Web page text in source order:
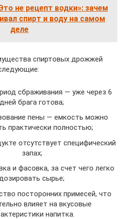
не рецепт водки»: зачем
спирт и воду на самом
деле
спиртовых дрожжей
сбраживания — уже через 6
дней брага готова;
пены — емкость можно
практически полностью;
отсутствует специфический
запах;
и фасовка, за счет чего легко
сырье;
посторонних примесей, что
влияет на вкусовые
напитка.